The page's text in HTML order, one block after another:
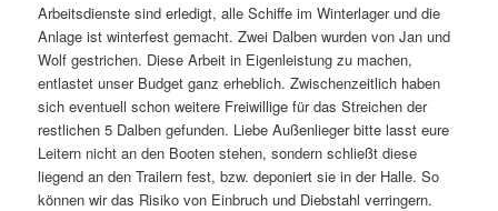
Arbeitsdienste sind erledigt, alle Schiffe im Winterlager und die
Anlage ist winterfest gemacht. Zwei Dalben wurden von Jan und
Wolf gestrichen. Diese Arbeit in Eigenleistung zu machen,
entlastet unser Budget ganz erheblich. Zwischenzeitlich haben
sich eventuell schon weitere Freiwillige für das Streichen der
restlichen 5 Dalben gefunden. Liebe Außenlieger bitte lasst eure
Leitern nicht an den Booten stehen, sondern schließt diese
liegend an den Trailern fest, bzw. deponiert sie in der Halle. So
können wir das Risiko von Einbruch und Diebstahl verringern.